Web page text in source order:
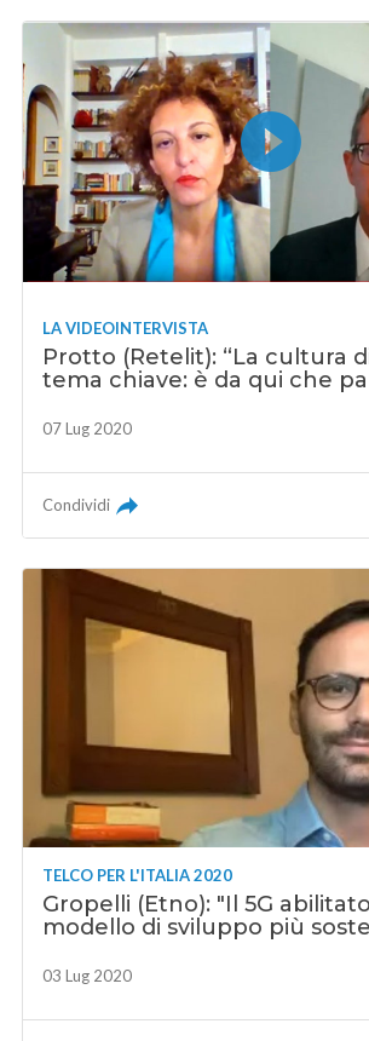
LA VIDEOINTERVISTA
Protto (Retelit): “La cultura
tema chiave: è da qui che
07 Lug 2020
Condividi
TELCO PER L'ITALIA 2020
Gropelli (Etno): "Il 5G
modello di sviluppo più
03 Lug 2020